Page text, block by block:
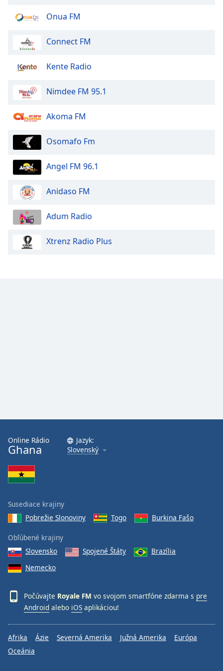
dialog
Color
Opacity
Color
Opacity
Font
Family
Done
Dialog
End
dialog
Onua FM
Connect FM
Kente Radio
Nimdee FM 95.1
Akoma FM
Osomafo Fm
Angel FM 96.1
Anidaso FM
Adum Radio
Xtrenz Radio Plus
Online Rádio
Ghana
Jazyk:
Slovenský
Susediace krajiny
Pobrežie Slonoviny
Togo Burkina Fašo
Obľúbené krajiny
Slovensko
Spojené Štáty
Brazília
Nemecko
Počúvajte Royale FM vo svojom smartfóne zdarma s pre
Android alebo iOS aplikáciou!
Afrika Ázie Severná Amerika Južná Amerika
Európa
Oceánia